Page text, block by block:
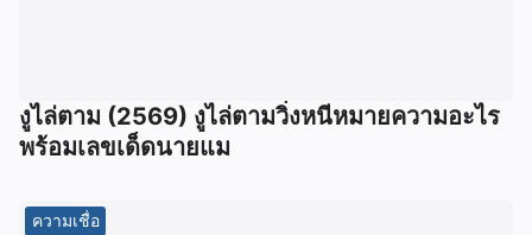
งูไล่ตาม (2569) งูไล่ตามวิ่งหนีหมายความอะไร
พร้อมเลขเด็ดนายแม
ความเชื่อ